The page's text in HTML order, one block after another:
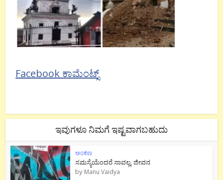
Facebook ಕಾಮೆಂಟ್ಸ್
ಇವುಗಳೂ ನಿಮಗೆ ಇಷ್ಟವಾಗಬಹುದು
ಅಂಕಣ
ಸಮಸ್ಯೆಯೆಂದರೆ ಸಾವಲ್ಲ, ಜೀವನ
by Manu Vaidya